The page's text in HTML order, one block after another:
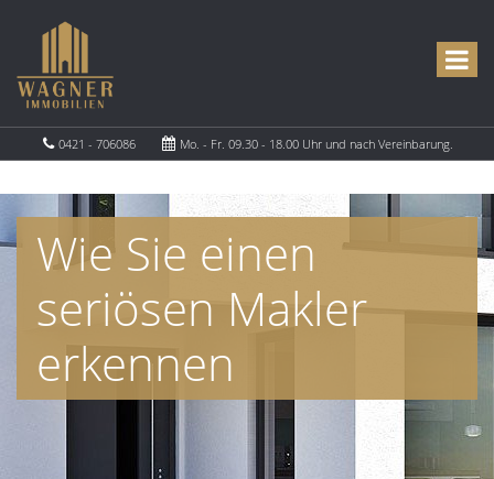
0421 - 706086 Mo. - Fr. 09.30 - 18.00 Uhr und nach Vereinbarung.
Wie Sie einen
seriösen Makler
erkennen